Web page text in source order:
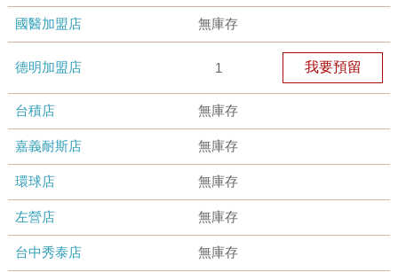
國醫加盟店 無庫存
德明加盟店 1 我要預留
台積店 無庫存
嘉義耐斯店 無庫存
環球店 無庫存
左營店 無庫存
台中秀泰店 無庫存